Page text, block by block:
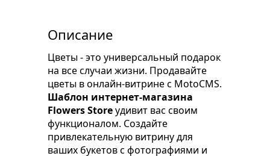
Описание
Цветы - это универсальный подарок
на все случаи жизни. Продавайте
цветы в онлайн-витрине с MotoCMS.
Шаблон интернет-магазина
Flowers Storeудивит вас своим
функционалом. Создайте
привлекательную витрину для
ваших букетов с фотографиями и